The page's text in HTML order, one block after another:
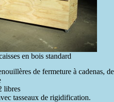
en bois standard
de fermeture à cadenas,
libres
tasseaux de rigidification.